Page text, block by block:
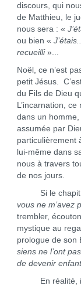
discours, qui
de Matthieu, le
nous sera : «
ou bien «
recueilli »...
Noël, ce n’est
petit Jésus.
du Fils de Dieu
L’incarnation,
dans un homme,
assumée par
particulièrement
lui-même dans
nous à travers
de nos jours.
Si le chapitre
vous ne m’avez
trembler,
mystique au
prologue de son
siens ne l’ont
de devenir
En réalité, il